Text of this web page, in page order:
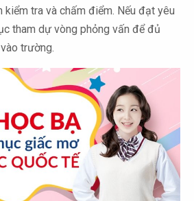
kiểm tra và chấm điểm. Nếu đạt yêu
tham dự vòng phỏng vấn để đủ
trường.